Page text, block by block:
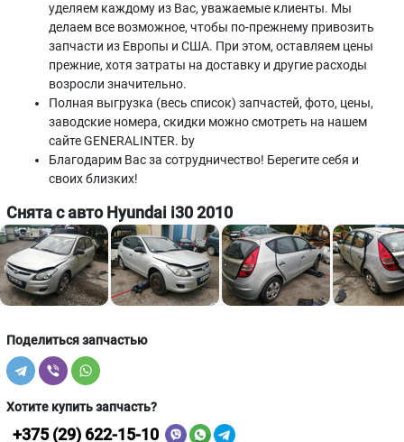
уделяем каждому из Вас, уважаемые клиенты. Мы
делаем все возможное, чтобы по-прежнему привозить
запчасти из Европы и США. При этом, оставляем цены
прежние, хотя затраты на доставку и другие расходы
возросли значительно.
Полная выгрузка (весь список) запчастей, фото, цены,
заводские номера, скидки можно смотреть на нашем
сайте GENERALINTER. by
Благодарим Вас за сотрудничество! Берегите себя и
своих близких!
Снята с авто Hyundai i30 2010
Поделиться запчастью
Хотите купить запчасть?
+375 (29) 622-15-10